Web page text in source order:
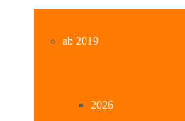
ab 2019
2026